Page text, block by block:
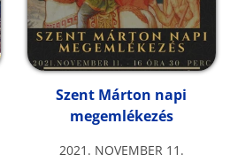
Szent Márton napi
megemlékezés
2021. NOVEMBER 11.